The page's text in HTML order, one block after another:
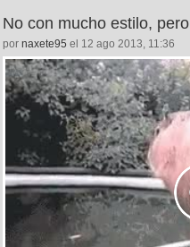
No con mucho estilo,
por naxete95 el 12 ago 2013, 11:36